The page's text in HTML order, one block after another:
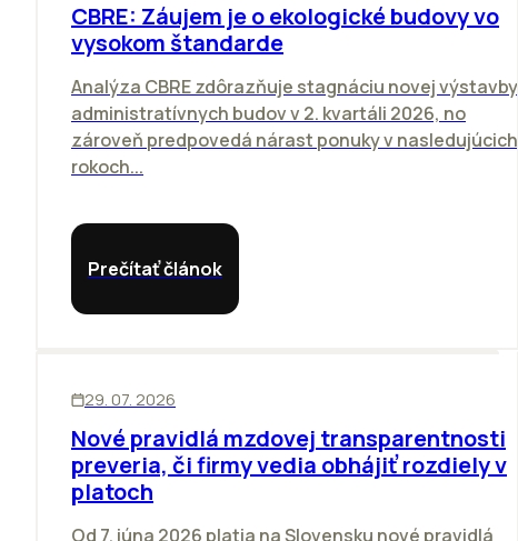
CBRE: Záujem je o ekologické budovy vo
vysokom štandarde
Analýza CBRE zdôrazňuje stagnáciu novej výstavby
administratívnych budov v 2. kvartáli 2026, no
zároveň predpovedá nárast ponuky v nasledujúcich
rokoch...
Prečítať článok
29. 07. 2026
Nové pravidlá mzdovej transparentnosti
preveria, či firmy vedia obhájiť rozdiely v
platoch
Od 7. júna 2026 platia na Slovensku nové pravidlá